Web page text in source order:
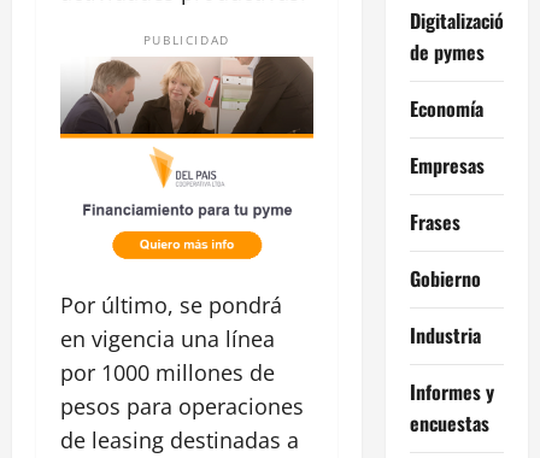
PUBLICIDAD
Por último, se pondrá
en vigencia una línea
por 1000 millones de
pesos para operaciones
de leasing destinadas a
Digitalización
de pymes
Economía
Empresas
Frases
Gobierno
Industria
Informes y
encuestas